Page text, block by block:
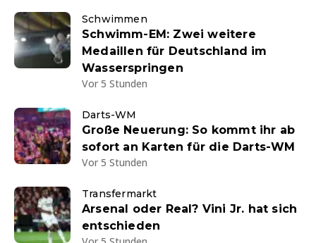
Schwimmen
Schwimm-EM: Zwei weitere
Medaillen für Deutschland im
Wasserspringen
Vor 5 Stunden
Darts-WM
Große Neuerung: So kommt ihr ab
sofort an Karten für die Darts-WM
Vor 5 Stunden
Transfermarkt
Arsenal oder Real? Vini Jr. hat sich
entschieden